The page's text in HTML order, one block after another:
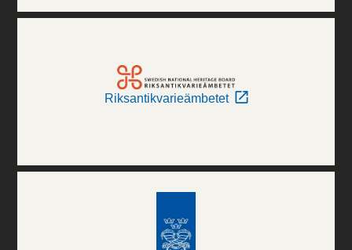
Riksantikvarieämbetet